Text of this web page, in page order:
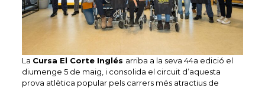
La Cursa El Corte Inglés arriba a la seva 44a edició el
diumenge 5 de maig, i consolida el circuit d’aquesta
prova atlètica popular pels carrers més atractius de